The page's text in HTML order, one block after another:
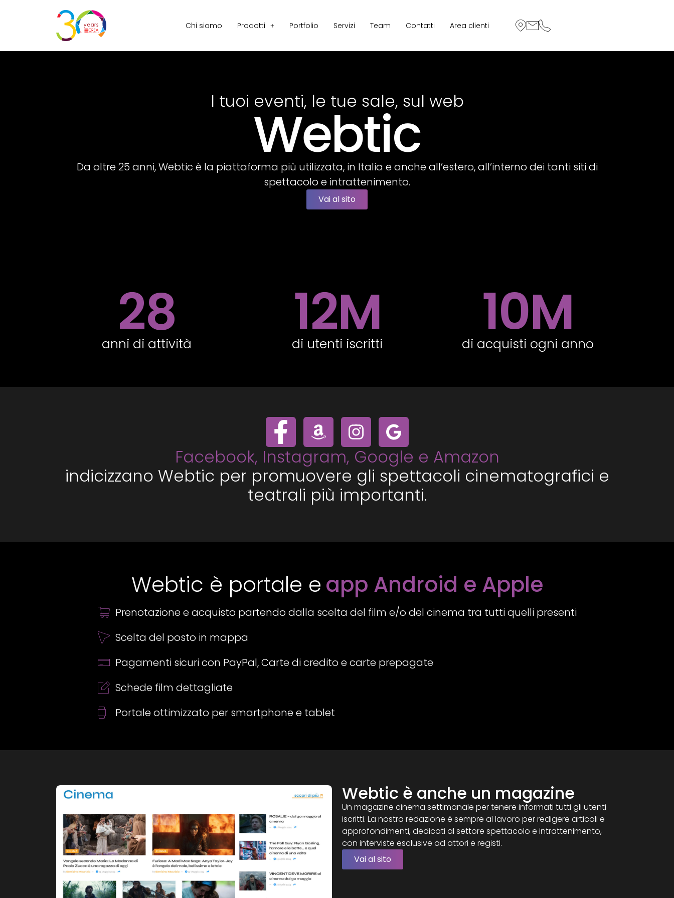
Chi siamo Prodotti Portfolio Servizi Team Contatti Area clienti
I tuoi eventi, le tue sale, sul web
Webtic
Da oltre 25 anni, Webtic è la piattaforma più utilizzata, in Italia e anche all’estero, all’interno dei tanti siti di
spettacolo e intrattenimento.
Vai al sito
28
anni di attività 12M
di utenti iscritti 10M
di acquisti ogni anno
Facebook, Instagram, Google e Amazon
indicizzano Webtic per promuovere gli spettacoli cinematografici e
teatrali più importanti.
Webtic è portale e app Android e Apple
Prenotazione e acquisto partendo dalla scelta del film e/o del cinema tra tutti quelli presenti
Scelta del posto in mappa
Pagamenti sicuri con PayPal, Carte di credito e carte prepagate
Schede film dettagliate
Portale ottimizzato per smartphone e tablet
Webtic è anche un magazine
Un magazine cinema settimanale per tenere informati tutti gli utenti
iscritti. La nostra redazione è sempre al lavoro per redigere articoli e
approfondimenti, dedicati al settore spettacolo e intrattenimento,
con interviste esclusive ad attori e registi.
Vai al sito